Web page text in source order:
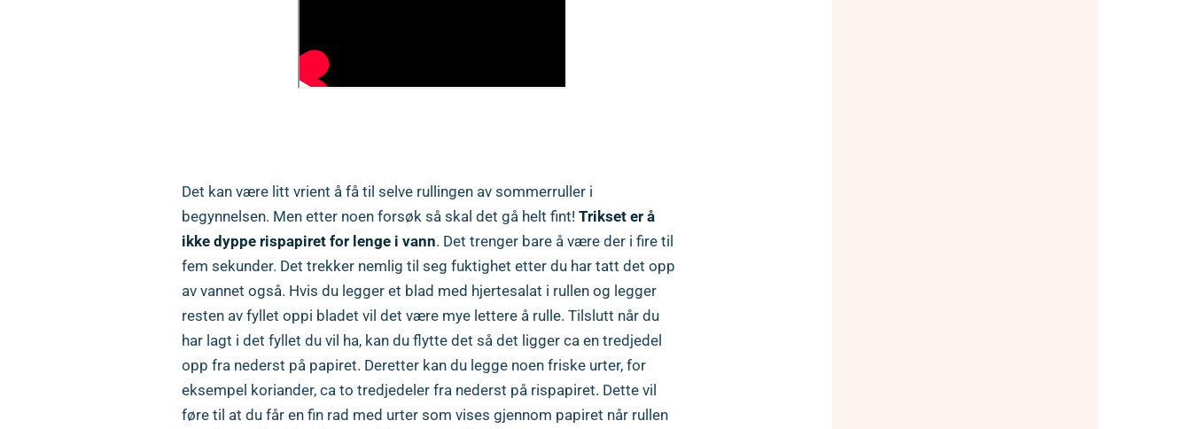
Det kan være litt vrient å få til selve rullingen av sommerruller i
begynnelsen. Men etter noen forsøk så skal det gå helt fint! Trikset er å
ikke dyppe rispapiret for lenge i vann. Det trenger bare å være der i fire til
fem sekunder. Det trekker nemlig til seg fuktighet etter du har tatt det opp
av vannet også. Hvis du legger et blad med hjertesalat i rullen og legger
resten av fyllet oppi bladet vil det være mye lettere å rulle. Tilslutt når du
har lagt i det fyllet du vil ha, kan du flytte det så det ligger ca en tredjedel
opp fra nederst på papiret. Deretter kan du legge noen friske urter, for
eksempel koriander, ca to tredjedeler fra nederst på rispapiret. Dette vil
føre til at du får en fin rad med urter som vises gjennom papiret når rullen